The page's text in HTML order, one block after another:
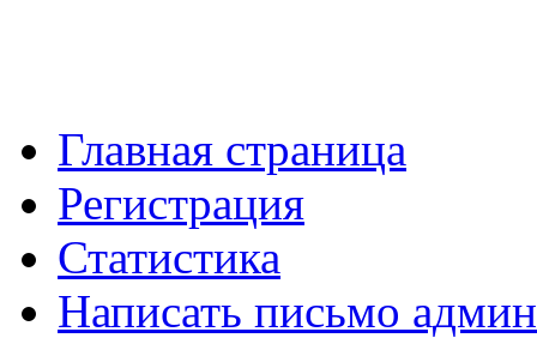
Главная страница
Регистрация
Статистика
Написать письмо